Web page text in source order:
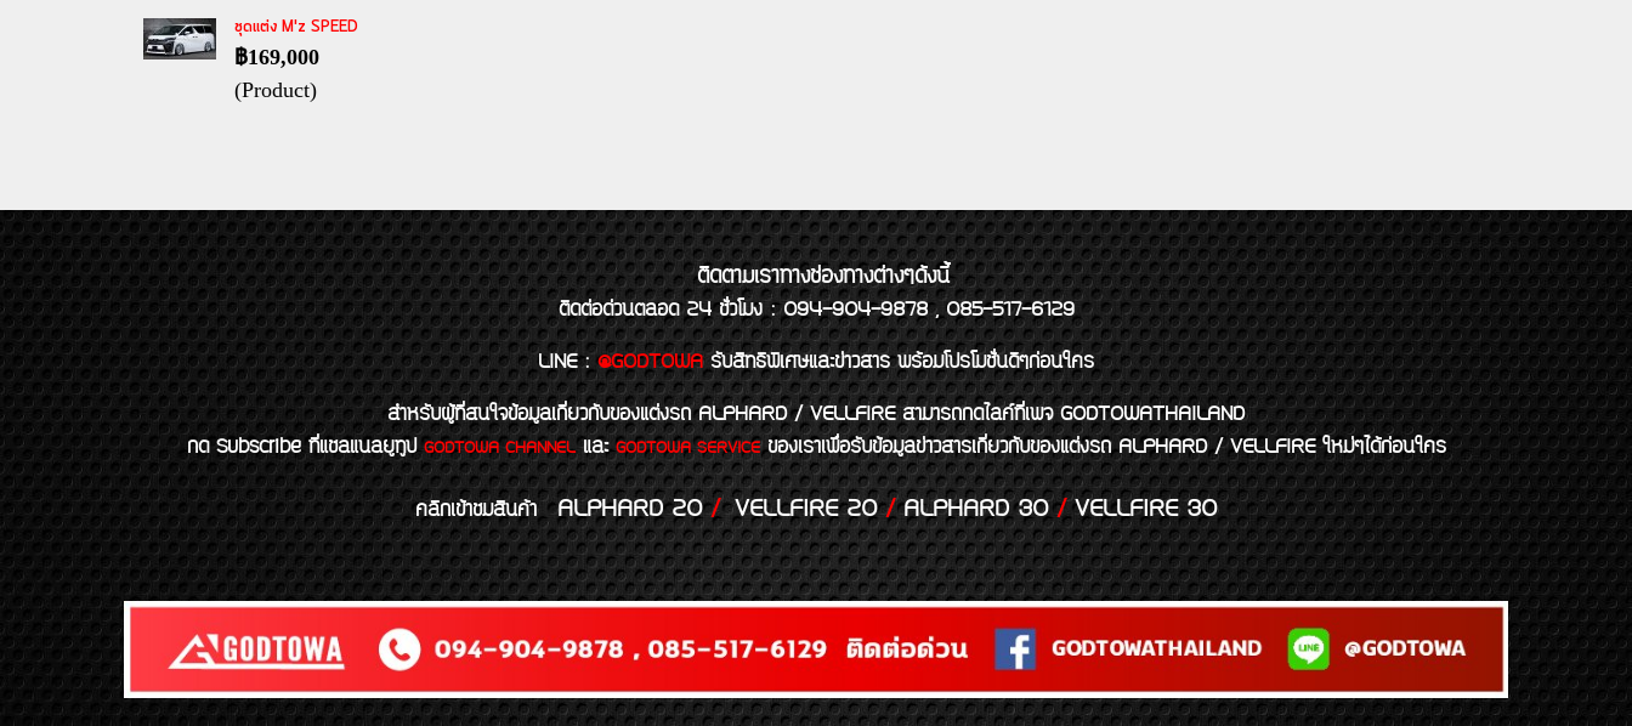
ชุดแต่ง M'z SPEED
฿169,000
(Product)
ติดตามเราทางช่องทางต่างๆดังนี้
ติดต่อด่วนตลอด 24 ชั่วโมง : 094-904-9878 , 085-517-6129
LINE : @GODTOWA รับสิทธิพิเศษและข่าวสาร พร้อมโปรโมชั่นดีๆก่อนใคร
สำหรับผู้ที่สนใจข้อมูลเกี่ยวกับของแต่งรถ ALPHARD / VELLFIRE สามารถกดไลค์ที่เพจ GODTOWATHAILAND
กด Subscribe ที่แชลแนลยูทูปGODTOWA CHANNELและGODTOWA SERVICEของเราเพื่อรับข้อมูลข่าวสารเกี่ยวกับของแต่งรถ ALPHARD / VELLFIRE ใหม่ๆได้ก่อนใคร
คลิกเข้าชมสินค้า ALPHARD 20/VELLFIRE 20/ALPHARD 30/VELLFIRE 30